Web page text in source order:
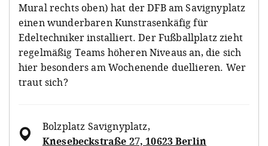
Mural rechts oben) hat der DFB am Savignyplatz
einen wunderbaren Kunstrasenkäfig für
Edeltechniker installiert. Der Fußballplatz zieht
regelmäßig Teams höheren Niveaus an, die sich
hier besonders am Wochenende duellieren. Wer
traut sich?
Bolzplatz Savignyplatz,
Knesebeckstraße 27, 10623 Berlin